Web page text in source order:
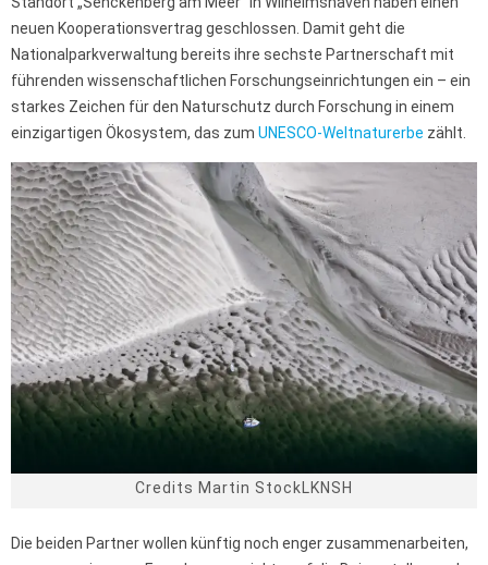
neuen Kooperationsvertrag geschlossen. Damit geht die
Nationalparkverwaltung bereits ihre sechste Partnerschaft mit
führenden wissenschaftlichen Forschungseinrichtungen ein – ein
starkes Zeichen für den Naturschutz durch Forschung in einem
einzigartigen Ökosystem, das zum UNESCO-Weltnaturerbe zählt.
Credits Martin StockLKNSH
Die beiden Partner wollen künftig noch enger zusammenarbeiten,